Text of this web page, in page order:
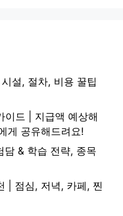
설, 절차, 비용 꿀팁
이드 | 지급액 예상해
게 공유해드려요!
담 & 학습 전략, 종목
| 점심, 저녁, 카페, 찐